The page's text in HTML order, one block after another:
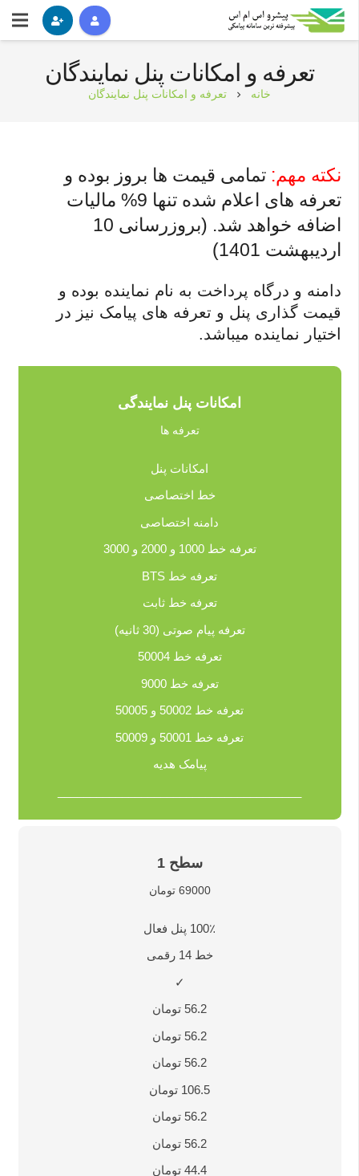
تعرفه و امکانات پنل نمایندگان
خانه chevron_right تعرفه و امکانات پنل نمایندگان
نکته مهم:تمامی قیمت ها بروز بوده و
تعرفه های اعلام شده تنها 9% مالیات
اضافه خواهد شد. (بروزرسانی 10
اردیبهشت 1401)
دامنه و درگاه پرداخت به نام نماینده بوده و
قیمت گذاری پنل و تعرفه های پیامک نیز در
اختیار نماینده میباشد.
امکانات پنل نمایندگی
تعرفه ها
امکانات پنل
خط اختصاصی
دامنه اختصاصی
تعرفه خط 1000 و 2000 و 3000
تعرفه خط BTS
تعرفه خط ثابت
تعرفه پیام صوتی (30 ثانیه)
تعرفه خط 50004
تعرفه خط 9000
تعرفه خط 50002 و 50005
تعرفه خط 50001 و 50009
پیامک هدیه
سطح 1
69000 تومان
100٪ پنل فعال
خط 14 رقمی
✓
56.2 تومان
56.2 تومان
56.2 تومان
106.5 تومان
56.2 تومان
56.2 تومان
44.4 تومان